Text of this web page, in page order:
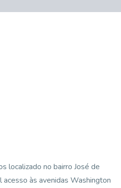
localizado no bairro José de
acesso às avenidas Washington